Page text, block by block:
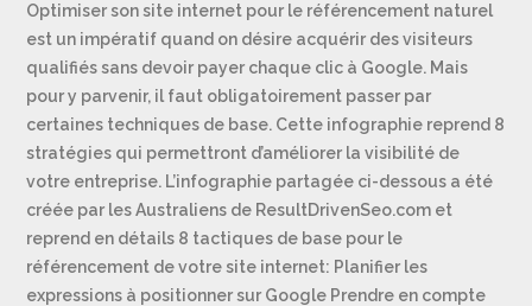
Optimiser son site internet pour le référencement naturel
est un impératif quand on désire acquérir des visiteurs
qualifiés sans devoir payer chaque clic à Google. Mais
pour y parvenir, il faut obligatoirement passer par
certaines techniques de base. Cette infographie reprend 8
stratégies qui permettront d’améliorer la visibilité de
votre entreprise. L’infographie partagée ci-dessous a été
créée par les Australiens de ResultDrivenSeo.com et
reprend en détails 8 tactiques de base pour le
référencement de votre site internet: Planifier les
expressions à positionner sur Google Prendre en compte